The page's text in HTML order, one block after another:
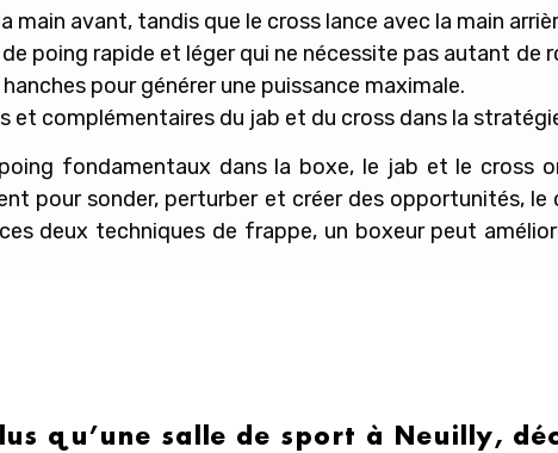
main avant, tandis que le cross lance avec la main
poing rapide et léger qui ne nécessite pas autant de
pour générer une puissance maximale.
complémentaires du jab et du cross dans la
fondamentaux dans la boxe, le jab et le cross
pour sonder, perturber et créer des opportunités, le
deux techniques de frappe, un boxeur peut
qu’une salle de sport à Neuilly,